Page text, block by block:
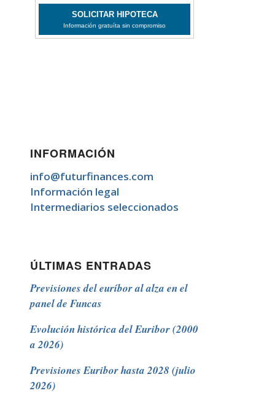
INFORMACIÓN
info@futurfinances.com
Información legal
Intermediarios seleccionados
ÚLTIMAS ENTRADAS
Previsiones del euríbor al alza en el
panel de Funcas
Evolución histórica del Euribor (2000
a 2026)
Previsiones Euribor hasta 2028 (julio
2026)